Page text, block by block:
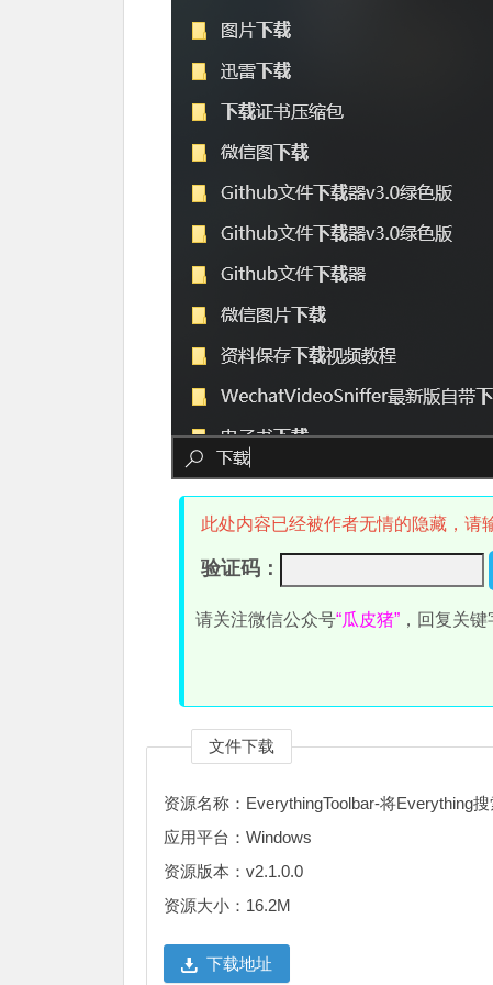
此处内容已经被作者无情的隐藏，请
验证码：
请关注微信公众号“瓜皮猪” ，回复关键
文件下载
资源名称：EverythingToolbar-将Everything
应用平台：Windows
资源版本：v2.1.0.0
资源大小：16.2M
下载地址